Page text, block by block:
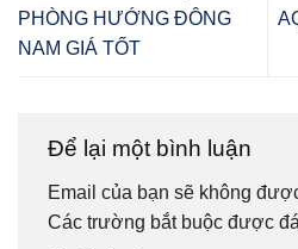
PHÒNG HƯỚNG ĐÔNG
NAM GIÁ TỐT
Để lại một bình luận
Email của bạn sẽ không
Các trường bắt buộc được